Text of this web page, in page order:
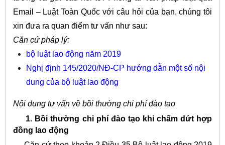
Email – Luật Toàn Quốc với câu hỏi của bạn, chúng tôi
xin đưa ra quan điểm tư vấn như sau:
Căn cứ pháp lý:
bộ luật lao động năm 2019
Nghị định 145/2020/NĐ-CP hướng dẫn một số nội
dung của bộ luật lao động
Nội dung tư vấn về bồi thường chi phí đào tạo
1. Bồi thường chi phí đào tạo khi chấm dứt hợp
đồng lao động